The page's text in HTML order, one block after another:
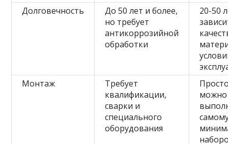
Долговечность
До 50 лет и более,
но требует
антикоррозийной
обработки
20-50
Монтаж
Требует
квалификации,
сварки и
специального
оборудования
можно